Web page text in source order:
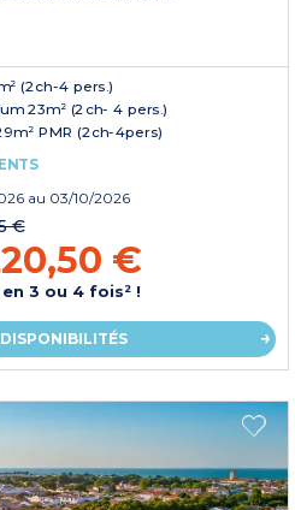
(2ch-4 pers.)
23m² (2ch- 4 pers.)
PMR (2ch-4pers)
au 03/10/2026
€
€
3 ou 4 fois² !